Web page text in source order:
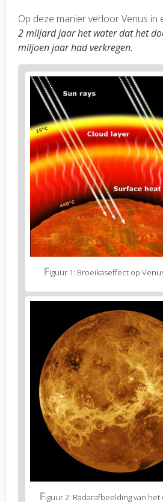
Op deze manier verloor Venus in
2 miljard jaar het water dat het
miljoen jaar had verkregen.
Figuur 1: Broeikaseffect op
Figuur 2: Radarafbeelding van het